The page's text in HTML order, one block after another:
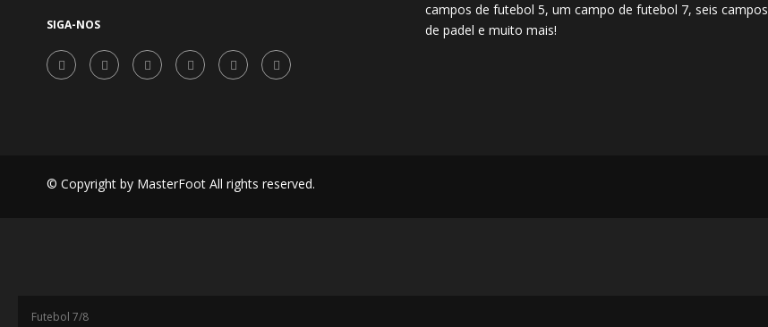
SIGA-NOS
campos de futebol 5, um campo de futebol 7, seis campos
de padel e muito mais!
© Copyright by MasterFoot All rights reserved.
Futebol 7/8